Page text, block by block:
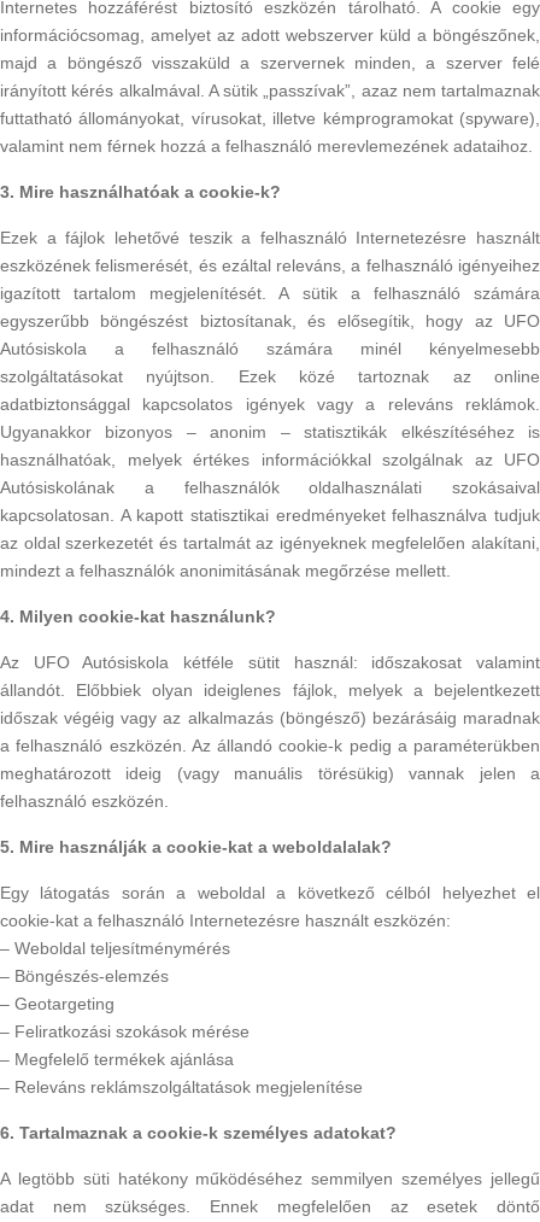
Internetes hozzáférést biztosító eszközén tárolható. A cookie egy
információcsomag, amelyet az adott webszerver küld a böngészőnek,
majd a böngésző visszaküld a szervernek minden, a szerver felé
irányított kérés alkalmával. A sütik „passzívak”, azaz nem tartalmaznak
futtatható állományokat, vírusokat, illetve kémprogramokat (spyware),
valamint nem férnek hozzá a felhasználó merevlemezének adataihoz.
3. Mire használhatóak a cookie-k?
Ezek a fájlok lehetővé teszik a felhasználó Internetezésre használt
eszközének felismerését, és ezáltal releváns, a felhasználó igényeihez
igazított tartalom megjelenítését. A sütik a felhasználó számára
egyszerűbb böngészést biztosítanak, és elősegítik, hogy az UFO
Autósiskola a felhasználó számára minél kényelmesebb
szolgáltatásokat nyújtson. Ezek közé tartoznak az online
adatbiztonsággal kapcsolatos igények vagy a releváns reklámok.
Ugyanakkor bizonyos – anonim – statisztikák elkészítéséhez is
használhatóak, melyek értékes információkkal szolgálnak az UFO
Autósiskolának a felhasználók oldalhasználati szokásaival
kapcsolatosan. A kapott statisztikai eredményeket felhasználva tudjuk
az oldal szerkezetét és tartalmát az igényeknek megfelelően alakítani,
mindezt a felhasználók anonimitásának megőrzése mellett.
4. Milyen cookie-kat használunk?
Az UFO Autósiskola kétféle sütit használ: időszakosat valamint
állandót. Előbbiek olyan ideiglenes fájlok, melyek a bejelentkezett
időszak végéig vagy az alkalmazás (böngésző) bezárásáig maradnak
a felhasználó eszközén. Az állandó cookie-k pedig a paraméterükben
meghatározott ideig (vagy manuális törésükig) vannak jelen a
felhasználó eszközén.
5. Mire használják a cookie-kat a weboldalalak?
Egy látogatás során a weboldal a következő célból helyezhet el
cookie-kat a felhasználó Internetezésre használt eszközén:
– Weboldal teljesítménymérés
– Böngészés-elemzés
– Geotargeting
– Feliratkozási szokások mérése
– Megfelelő termékek ajánlása
– Releváns reklámszolgáltatások megjelenítése
6. Tartalmaznak a cookie-k személyes adatokat?
A legtöbb süti hatékony működéséhez semmilyen személyes jellegű
adat nem szükséges. Ennek megfelelően az esetek döntő